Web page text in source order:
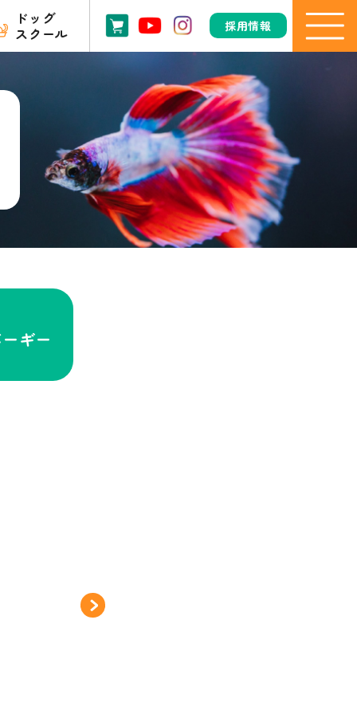
ドッグ
スクール
採用情報
ーギー